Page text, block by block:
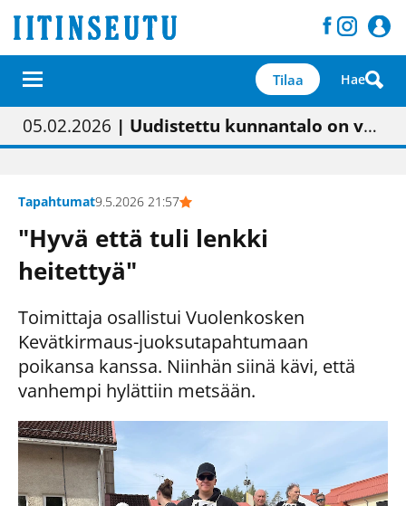
Tilaa Hae
01.02.2026 | Painon vaihtumisen pitäisi näkyä hieman parempana painojäljen laatuna lehdessä
05.02.2026 | Uudistettu kunnantalo on valoisa
23.04.2026 | “Olemme käynnistämässä uudelleen keskustavisiotyön”
09.05.2026| "Maalla on totuttu elämään omavaraisemmin kuin kaupungissa"
Tapahtumat9.5.2026 21:57
"Hyvä että tuli lenkki
heitettyä"
Toimittaja osallistui Vuolenkosken
Kevätkirmaus-juoksutapahtumaan
poikansa kanssa. Niinhän siinä kävi, että
vanhempi hylättiin metsään.